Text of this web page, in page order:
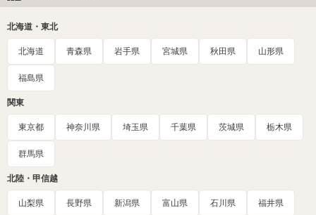
北海道・東北
北海道 青森県 岩手県 宮城県 秋田県 山形県
福島県
関東
東京都 神奈川県 埼玉県 千葉県 茨城県 栃木県
群馬県
北陸・甲信越
山梨県 長野県 新潟県 富山県 石川県 福井県